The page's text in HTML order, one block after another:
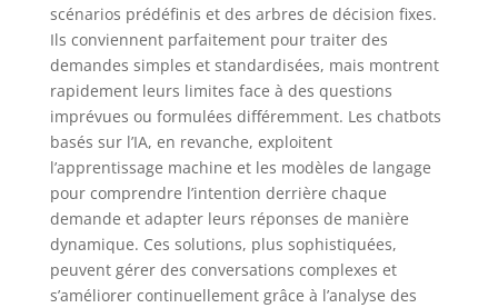
scénarios prédéfinis et des arbres de décision fixes.
Ils conviennent parfaitement pour traiter des
demandes simples et standardisées, mais montrent
rapidement leurs limites face à des questions
imprévues ou formulées différemment. Les chatbots
basés sur l’IA, en revanche, exploitent
l’apprentissage machine et les modèles de langage
pour comprendre l’intention derrière chaque
demande et adapter leurs réponses de manière
dynamique. Ces solutions, plus sophistiquées,
peuvent gérer des conversations complexes et
s’améliorer continuellement grâce à l’analyse des